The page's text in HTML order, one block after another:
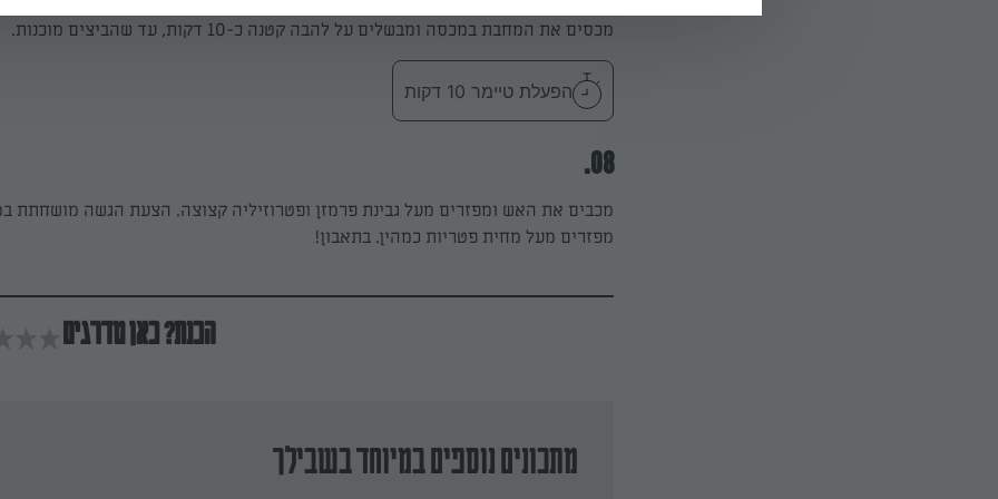
מכסים את המחבת במכסה ומבשלים על להבה קטנה כ-10 דקות, עד שהביצים מוכנות.
הפעלת טיימר 10 דקות
08.
מכבים את האש ומפזרים מעל גבינת פרמזן ופטרוזיליה קצוצה. הצעת הגשה מושחתת
מפזרים מעל מחית פטריות כמהין. בתאבון!
הכנת? כאן מדרגים
מתכונים נוספים במיוחד בשבילך